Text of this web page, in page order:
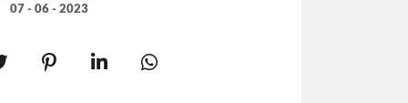
07 - 06 - 2023